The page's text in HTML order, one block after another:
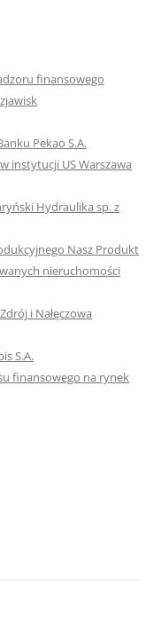
finansowego
Pekao S.A.
instytucji US Warszawa
Hydraulika sp. z
Nasz Produkt
nieruchomości
i Nałęczowa
S.A.
finansowego na rynek